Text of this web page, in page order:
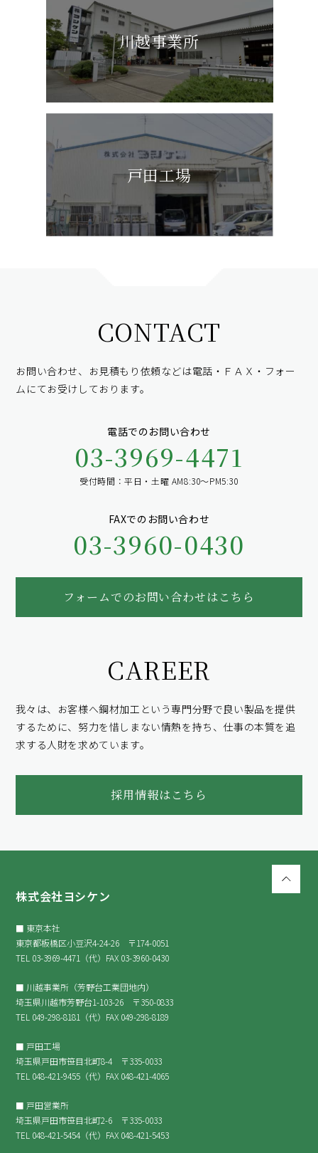
川越事業所
戸田工場
CONTACT
お問い合わせ、お見積もり依頼などは電話・ＦＡＸ・フォー
ムにて お受けしております。
電話でのお問い合わせ
03-3969-4471
受付時間：平日・土曜 AM8:30～PM5:30
FAXでのお問い合わせ
03-3960-0430
フォームでのお問い合わせはこちら
CAREER
我々は、お客様へ鋼材加工という専門分野で良い製品を提供
するために、努力を惜しまない情熱を持ち、仕事の本質を追
求する人財を求めています。
採用情報はこちら
株式会社ヨシケン
■ 東京本社
東京都板橋区小豆沢4-24-26 〒174-0051
TEL 03-3969-4471 （代）FAX 03-3960-0430
■ 川越事業所（芳野台工業団地内）
埼玉県川越市芳野台1-103-26 〒350-0833
TEL 049-298-8181 （代）FAX 049-298-8189
■ 戸田工場
埼玉県戸田市笹目北町8-4 〒335-0033
TEL 048-421-9455 （代）FAX 048-421-4065
■ 戸田営業所
埼玉県戸田市笹目北町2-6 〒335-0033
TEL 048-421-5454 （代）FAX 048-421-5453